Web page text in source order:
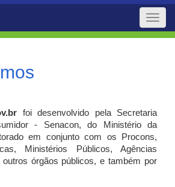
Toggle
foi desenvolvido pela Secretaria
- Senacon, do Ministério da
em conjunto com os Procons,
Ministérios Públicos, Agências
outros órgãos públicos, e também por